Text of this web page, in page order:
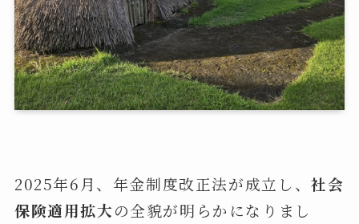
2025年6月、年金制度改正法が成立し、社会
保険適用拡大の全貌が明らかになりまし